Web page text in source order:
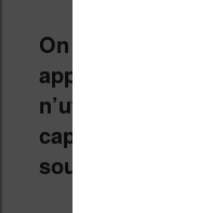
On se retrouve
application de
n’utilise pas
capacités de
souvent le cas